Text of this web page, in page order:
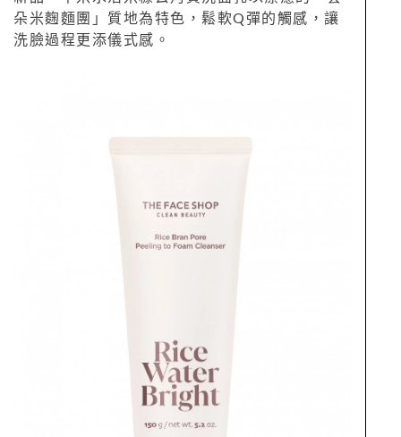
朵米麴麵團」質地為特色，鬆軟Q彈的觸感，讓
洗臉過程更添儀式感。